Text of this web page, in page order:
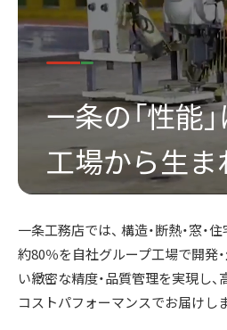
一条の「性能」
工場から生ま
一条工務店では、 構造・断熱・窓・
約80％を自社グループ工場で開発・
い緻密な精度・品質管理を実現し、
コストパフォーマンスでお届けし